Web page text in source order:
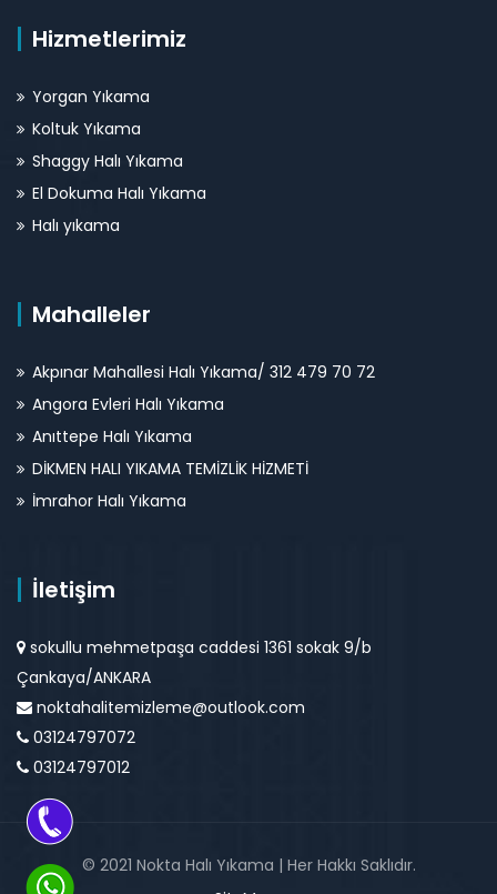
Hizmetlerimiz
Yorgan Yıkama
Koltuk Yıkama
Shaggy Halı Yıkama
El Dokuma Halı Yıkama
Halı yıkama
Mahalleler
Akpınar Mahallesi Halı Yıkama/ 312 479 70 72
Angora Evleri Halı Yıkama
Anıttepe Halı Yıkama
DİKMEN HALI YIKAMA TEMİZLİK HİZMETİ
İmrahor Halı Yıkama
İletişim
sokullu mehmetpaşa caddesi 1361 sokak 9/b
Çankaya/ANKARA
noktahalitemizleme@outlook.com
03124797072
03124797012
© 2021 Nokta Halı Yıkama | Her Hakkı Saklıdır.